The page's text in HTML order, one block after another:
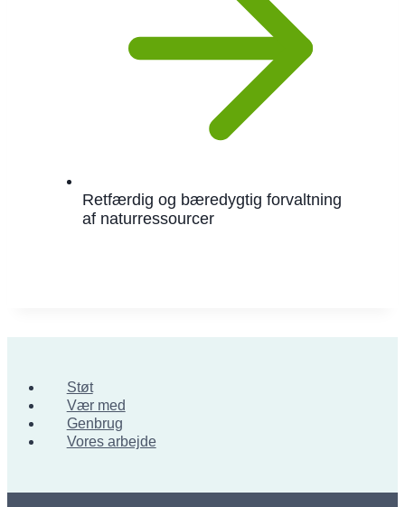
Retfærdig og bæredygtig forvaltning
af naturressourcer
Støt
Vær med
Genbrug
Vores arbejde